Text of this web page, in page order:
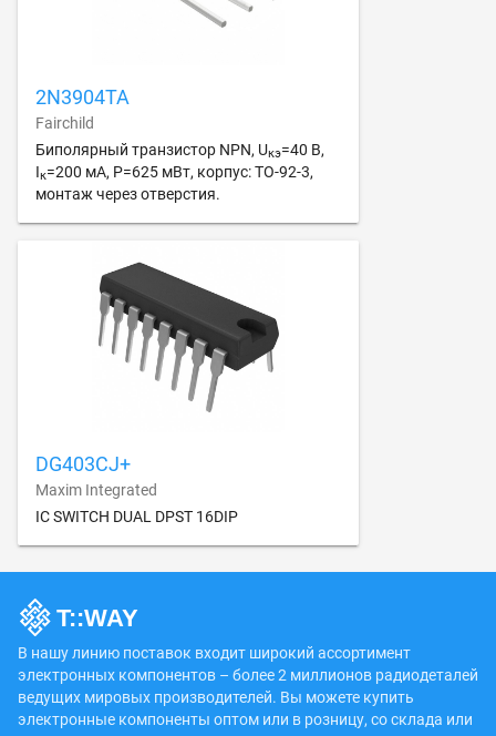
2N3904TA
Fairchild
Биполярный транзистор NPN, Uкэ=40 В,
Iк=200 мА, P=625 мВт, корпус: TO-92-3,
монтаж через отверстия.
DG403CJ+
Maxim Integrated
IC SWITCH DUAL DPST 16DIP
В нашу линию поставок входит широкий ассортимент
электронных компонентов – более 2 миллионов радиодеталей
ведущих мировых производителей. Вы можете купить
электронные компоненты оптом или в розницу, со склада или